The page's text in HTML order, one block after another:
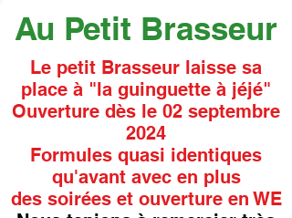
Au Petit Brasseur
Le petit Brasseur laisse sa
place à "la guinguette à jéjé"
Ouverture dès le 02 septembre
2024
Formules quasi identiques
qu'avant avec en plus
des soirées et ouverture en WE